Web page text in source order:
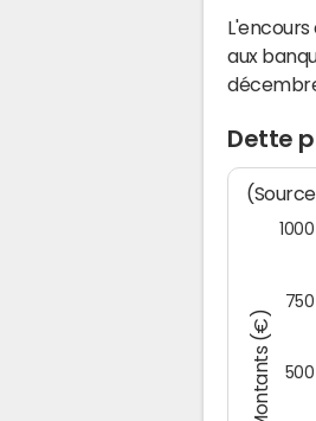
aux
Dette
Montants (€)
1000
500
750